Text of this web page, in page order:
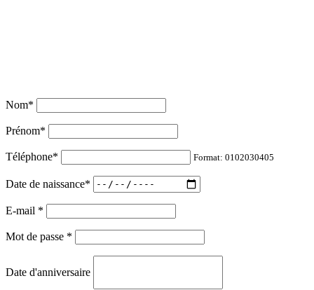
Nom*
Prénom*
Téléphone* Format: 0102030405
Date de naissance*
E-mail *
Mot de passe *
Date d'anniversaire